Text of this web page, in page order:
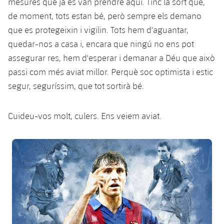
de moment, tots estan bé, però sempre els demano
que es protegeixin i vigilin. Tots hem d'aguantar,
quedar-nos a casa i, encara que ningú no ens pot
assegurar res, hem d'esperar i demanar a Déu que això
passi com més aviat millor. Perquè soc optimista i estic
segur, seguríssim, que tot sortirà bé.
Cuideu-vos molt, culers. Ens veiem aviat.
FC Barcelona club badge